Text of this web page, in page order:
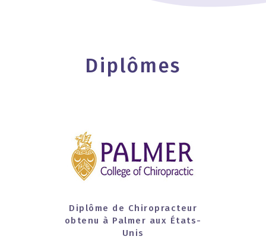
Diplômes
Diplôme de Chiropracteur
obtenu à Palmer aux États-
Unis